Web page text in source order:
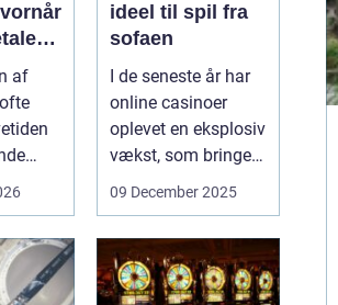
af
ideel til spil fra
sofaen
I de seneste år har
online casinoer
oplevet en eksplosiv
vækst, som bringer
spændi...
09 December 2025